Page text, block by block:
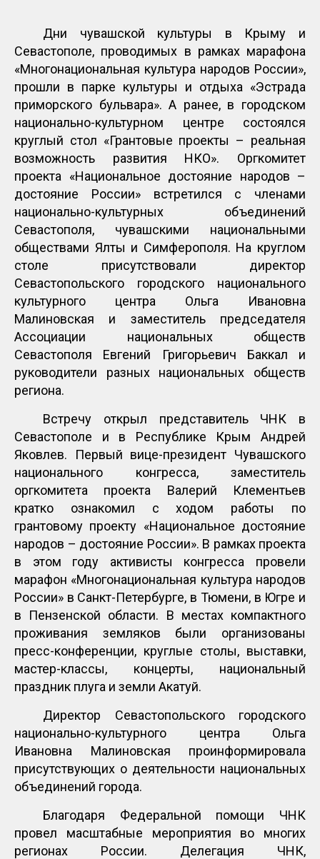
Дни чувашской культуры в Крыму и
Севастополе, проводимых в рамках марафона
«Многонациональная культура народов России»,
прошли в парке культуры и отдыха «Эстрада
приморского бульвара». А ранее, в городском
национально-культурном центре состоялся
круглый стол «Грантовые проекты – реальная
возможность развития НКО». Оргкомитет
проекта «Национальное достояние народов –
достояние России» встретился с членами
национально-культурных объединений
Севастополя, чувашскими национальными
обществами Ялты и Симферополя. На круглом
столе присутствовали директор
Севастопольского городского национального
культурного центра Ольга Ивановна
Малиновская и заместитель председателя
Ассоциации национальных обществ
Севастополя Евгений Григорьевич Баккал и
руководители разных национальных обществ
региона.
Встречу открыл представитель ЧНК в
Севастополе и в Республике Крым Андрей
Яковлев. Первый вице-президент Чувашского
национального конгресса, заместитель
оргкомитета проекта Валерий Клементьев
кратко ознакомил с ходом работы по
грантовому проекту «Национальное достояние
народов – достояние России». В рамках проекта
в этом году активисты конгресса провели
марафон «Многонациональная культура народов
России» в Санкт-Петербурге, в Тюмени, в Югре и
в Пензенской области. В местах компактного
проживания земляков были организованы
пресс-конференции, круглые столы, выставки,
мастер-классы, концерты, национальный
праздник плуга и земли Акатуй.
Директор Севастопольского городского
национально-культурного центра Ольга
Ивановна Малиновская проинформировала
присутствующих о деятельности национальных
объединений города.
Благодаря Федеральной помощи ЧНК
провел масштабные мероприятия во многих
регионах России. Делегация ЧНК,